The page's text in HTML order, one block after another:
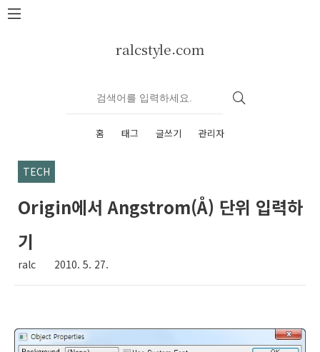
본문 바로가기
ralcstyle.com
홈 태그 글쓰기 관리자
TECH
Origin에서 Angstrom(Å) 단위 입력하
기
ralc 2010. 5. 27.